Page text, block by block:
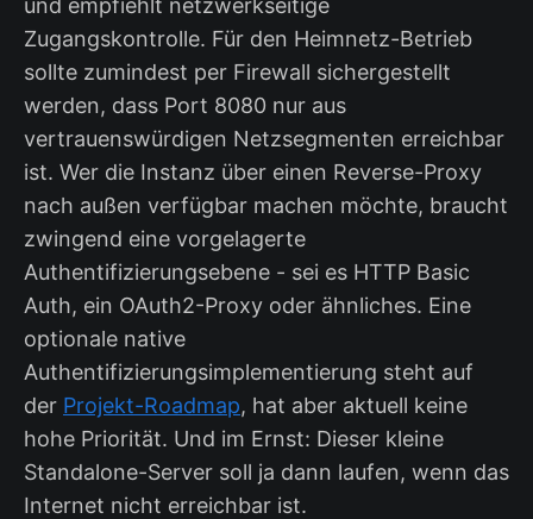
und empfiehlt netzwerkseitige
Zugangskontrolle. Für den Heimnetz-Betrieb
sollte zumindest per Firewall sichergestellt
werden, dass Port 8080 nur aus
vertrauenswürdigen Netzsegmenten erreichbar
ist. Wer die Instanz über einen Reverse-Proxy
nach außen verfügbar machen möchte, braucht
zwingend eine vorgelagerte
Authentifizierungsebene - sei es HTTP Basic
Auth, ein OAuth2-Proxy oder ähnliches. Eine
optionale native
Authentifizierungsimplementierung steht auf
der Projekt-Roadmap, hat aber aktuell keine
hohe Priorität. Und im Ernst: Dieser kleine
Standalone-Server soll ja dann laufen, wenn das
Internet nicht erreichbar ist.